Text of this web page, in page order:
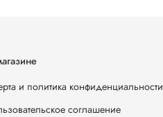
и политика конфиденциальности
соглашение